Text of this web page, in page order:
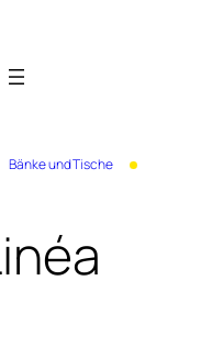
Bänke und Tische